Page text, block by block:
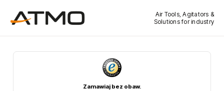
Air Tools, Agitators &
Solutions for industry